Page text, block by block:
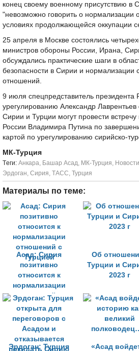
конец своему военному присутствию в
"невозможно говорить о нормализации
условиях продолжающейся оккупации
25 апреля в Москве состоялись
министров обороны России, Ирана,
обсуждались практические шаги в
безопасности в Сирии и нормализации
отношений.
9 июля спецпредставитель президента
урегулированию Александр
Сирии и Турции могут провести встречу
России Владимира Путина по
картой по урегулированию сирийско-
МК-Турция
Tеги: Анкара, Башар Асад, МК-Турция,
Эрдоган, Сирия, ТАСС, Турция
Материалы по теме:
Асад: Сирия
позитивно
относится к
нормализации
отношений с
Турцией
Об
Турции и
2023 г
Эрдоган: Турция
«Асад